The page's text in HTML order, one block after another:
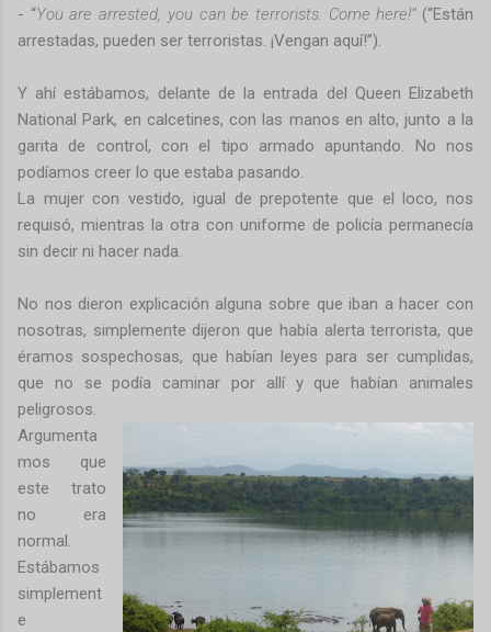
- “You are arrested, you can be terrorists. Come here!”(“Están
arrestadas, pueden ser terroristas. ¡Vengan aquí!”).
Y ahí estábamos, delante de la entrada del Queen Elizabeth
National Park, en calcetines, con las manos en alto, junto a la
garita de control, con el tipo armado apuntando. No nos
podíamos creer lo que estaba pasando.
La mujer con vestido, igual de prepotente que el loco, nos
requisó, mientras la otra con uniforme de policía permanecía
sin decir ni hacer nada.
No nos dieron explicación alguna sobre que iban a hacer con
nosotras, simplemente dijeron que había alerta terrorista, que
éramos sospechosas, que habían leyes para ser cumplidas,
que no se podía caminar por allí y que habían animales
peligrosos.
Argumenta
mos que
este trato
no era
normal.
Estábamos
simplement
e